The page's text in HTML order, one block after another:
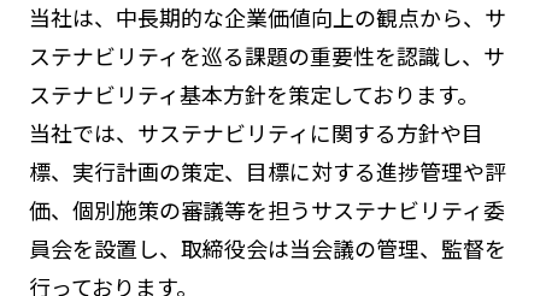
当社は、中長期的な企業価値向上の観点から、サ
ステナビリティを巡る課題の重要性を認識し、サ
ステナビリティ基本方針を策定しております。
当社では、サステナビリティに関する方針や目
標、実行計画の策定、目標に対する進捗管理や評
価、個別施策の審議等を担うサステナビリティ委
員会を設置し、取締役会は当会議の管理、監督を
行っております。